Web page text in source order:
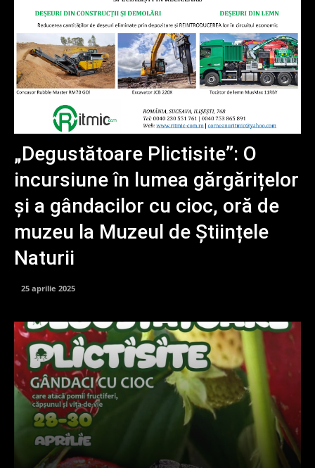
„Degustătoare Plictisite”: O
incursiune în lumea gărgărițelor
și a gândacilor cu cioc, oră de
muzeu la Muzeul de Științele
Naturii
25 aprilie 2025